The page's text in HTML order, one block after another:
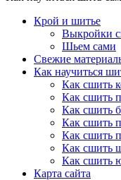
Крой и шитье
Выкройки
Шьем сами
Свежие
Как научиться
Как сшить
Как сшить
Как сшить
Как сшить
Как сшить
Как сшить
Как сшить
Карта сайта